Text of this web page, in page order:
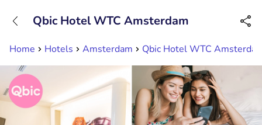
Disponible jusqu'à 23:00 heures
Home Hotels Amsterdam Qbic Hotel WTC
Qbic Hotel WTC Amsterdam